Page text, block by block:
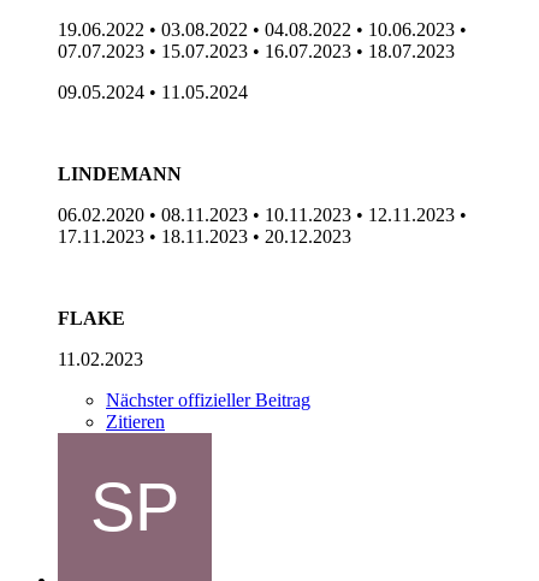
19.06.2022 • 03.08.2022 • 04.08.2022 • 10.06.2023 •
07.07.2023 • 15.07.2023 • 16.07.2023 • 18.07.2023
09.05.2024 • 11.05.2024
LINDEMANN
06.02.2020 • 08.11.2023 • 10.11.2023 • 12.11.2023 •
17.11.2023 • 18.11.2023 • 20.12.2023
FLAKE
11.02.2023
Nächster offizieller Beitrag
Zitieren